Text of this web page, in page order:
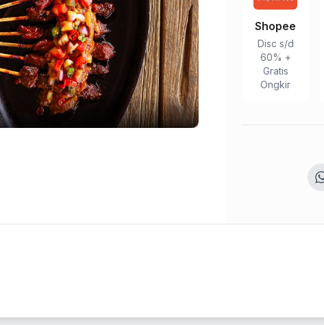
Shopee
Disc s/d
60% +
Gratis
Ongkir
Peringkat Anda